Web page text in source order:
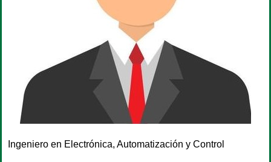
Ingeniero en Electrónica, Automatización y Control